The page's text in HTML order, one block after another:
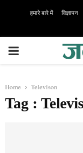
हमारे बारे में विज्ञापन
PRIMARY
Home Televison
Tag :